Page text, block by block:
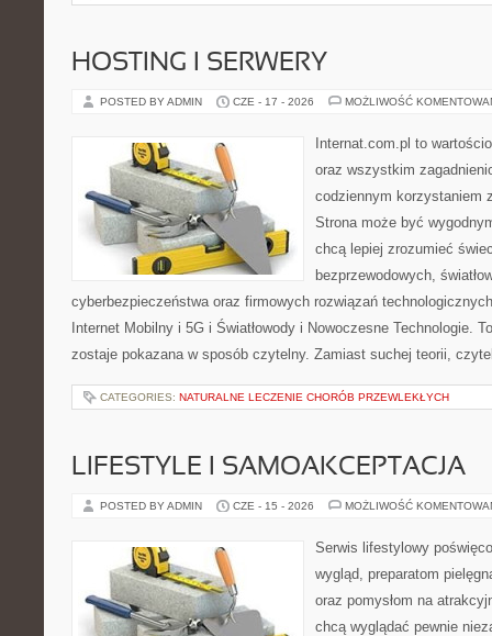
HOSTING I SERWERY
POSTED BY ADMIN CZE - 17 - 2026 MOŻLIWOŚĆ
Internat.com.pl to
oraz wszystkim
codziennym korzystaniem
Strona może być
chcą lepiej zrozumieć
bezprzewodowych,
cyberbezpieczeństwa oraz firmowych rozwiązań
Internet Mobilny i 5G i Światłowody i Nowoczesne Technologie.
zostaje pokazana w sposób czytelny. Zamiast suchej teorii,
CATEGORIES: NATURALNE LECZENIE CHORÓB PRZEWLEKŁYCH
LIFESTYLE I SAMOAKCEPTACJA
POSTED BY ADMIN CZE - 15 - 2026 MOŻLIWOŚĆ
Serwis lifestylowy
wygląd, preparatom
oraz pomysłom na
chcą wyglądać pewnie